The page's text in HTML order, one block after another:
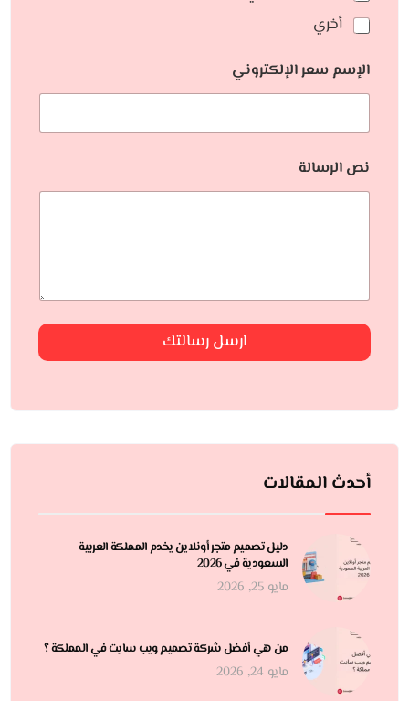
أخري
الإسم سعر الإلكتروني
نص الرسالة
ارسل رسالتك
أحدث المقالات
دليل تصميم متجر أونلاين يخدم المملكة العربية
السعودية في 2026
مايو 25, 2026
من هي أفضل شركة تصميم ويب سايت في المملكة ؟
مايو 24, 2026